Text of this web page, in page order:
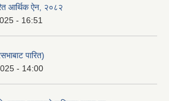
आर्थिक ऐन, २०८२
- 16:51
पारित)
- 14:00